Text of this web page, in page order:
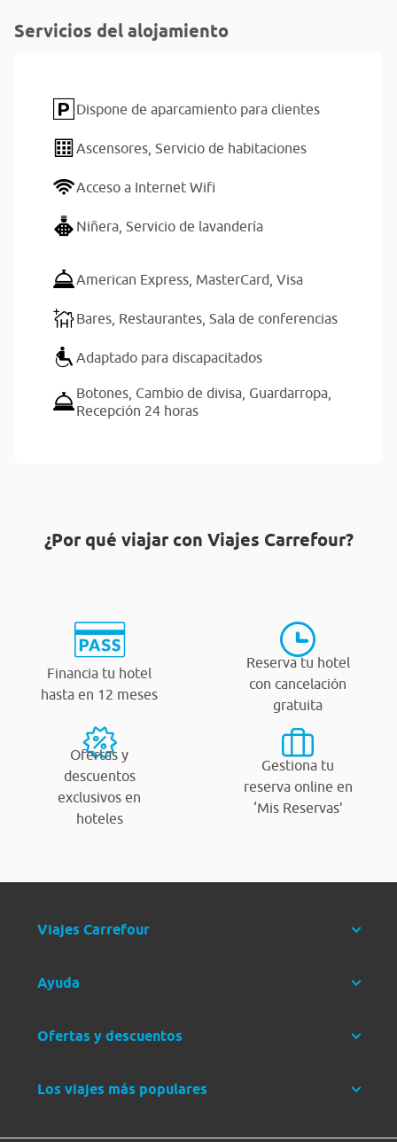
Servicios del alojamiento
Dispone de aparcamiento para clientes
Ascensores, Servicio de habitaciones
Acceso a Internet Wifi
Niñera, Servicio de lavandería
American Express, MasterCard, Visa
Bares, Restaurantes, Sala de conferencias
Adaptado para discapacitados
Botones, Cambio de divisa, Guardarropa,
Recepción 24 horas
¿Por qué viajar con Viajes Carrefour?
Financia tu hotel
hasta en 12 meses
Reserva tu hotel
con cancelación
gratuita
Ofertas y
descuentos
exclusivos en
hoteles
Gestiona tu
reserva online en
‘Mis Reservas’
Viajes Carrefour
Ayuda
Ofertas y descuentos
Los viajes más populares